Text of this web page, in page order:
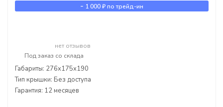
- 1 000 ₽по трейд-ин
нет отзывов
Под заказ со склада
Габариты: 276x175x190
Тип крышки: Без доступа
Гарантия: 12 месяцев